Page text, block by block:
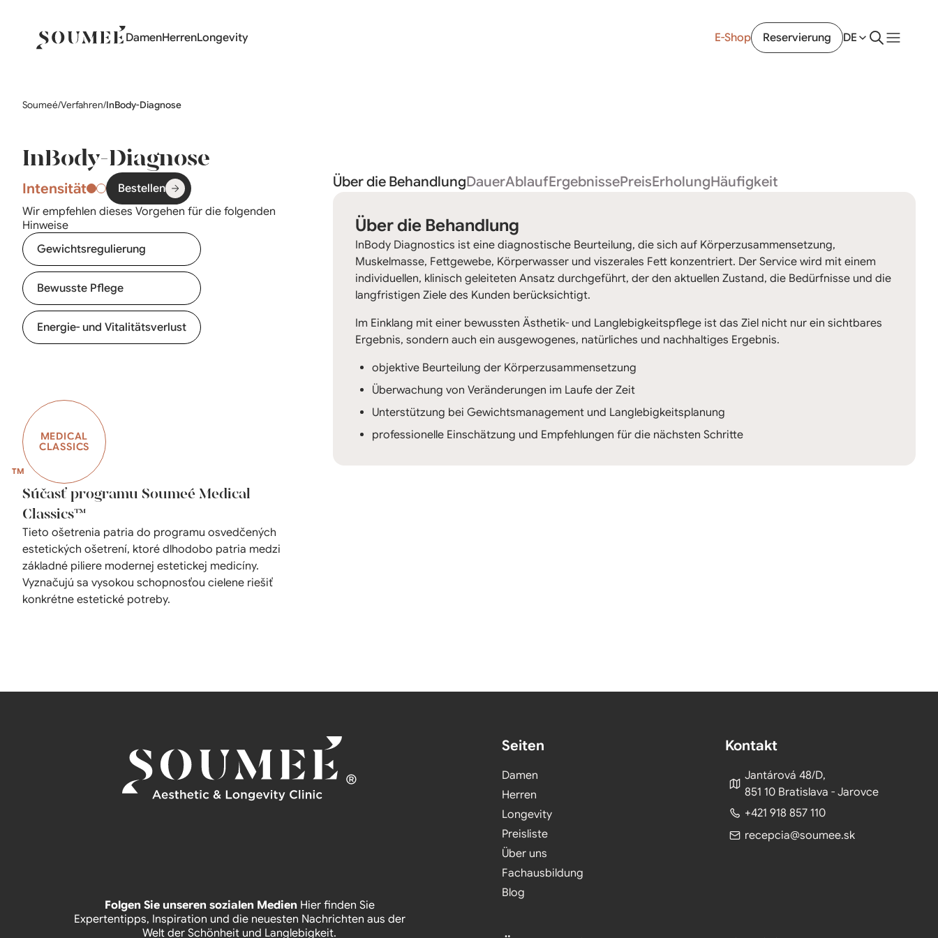
DamenHerrenLongevity E-Shop Reservierung DE
Soumeé/Verfahren/InBody-Diagnose
InBody-Diagnose
Intensität
Bestellen
Wir empfehlen dieses Vorgehen für die folgenden
Hinweise
Gewichtsregulierung
Bewusste Pflege
Energie- und Vitalitätsverlust
MEDICAL
CLASSICS
Súčasť programu Soumeé Medical
Classics™
Tieto ošetrenia patria do programu osvedčených
estetických ošetrení, ktoré dlhodobo patria medzi
základné piliere modernej estetickej medicíny.
Vyznačujú sa vysokou schopnosťou cielene riešiť
konkrétne estetické potreby.
Über die BehandlungDauerAblaufErgebnissePreisErholungHäufigkeit
Über die Behandlung
InBody Diagnostics ist eine diagnostische Beurteilung, die sich auf Körperzusammensetzung,
Muskelmasse, Fettgewebe, Körperwasser und viszerales Fett konzentriert. Der Service wird mit einem
individuellen, klinisch geleiteten Ansatz durchgeführt, der den aktuellen Zustand, die Bedürfnisse und die
langfristigen Ziele des Kunden berücksichtigt.
Im Einklang mit einer bewussten Ästhetik- und Langlebigkeitspflege ist das Ziel nicht nur ein sichtbares
Ergebnis, sondern auch ein ausgewogenes, natürliches und nachhaltiges Ergebnis.
objektive Beurteilung der Körperzusammensetzung
Überwachung von Veränderungen im Laufe der Zeit
Unterstützung bei Gewichtsmanagement und Langlebigkeitsplanung
professionelle Einschätzung und Empfehlungen für die nächsten Schritte
Folgen Sie unseren sozialen Medien Hier finden Sie
Expertentipps, Inspiration und die neuesten Nachrichten aus der
Welt der Schönheit und Langlebigkeit.
Seiten
Damen
Herren
Longevity
Preisliste
Über uns
Fachausbildung
Blog
Kontakt
Jantárová 48/D,
851 10 Bratislava - Jarovce
+421 918 857 110
recepcia@soumee.sk